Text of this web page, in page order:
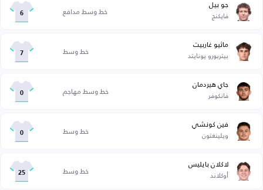
جو بيل
فايكنج خط وسط مدافع 6
ماثيو غاربيت
بيتربورو يونايتد خط وسط 7
جاي هيردمان
فانكوفر خط وسط مهاجم 0
فين كونشي
ويلينغتون خط وسط 0
لاكلان بايليس
أوكلاند خط وسط 25